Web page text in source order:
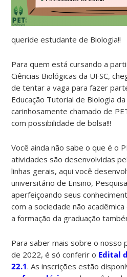
queride estudante de Biologia!!
Para quem está cursando a
Ciências Biológicas da UFSC,
de tentar a vaga para fazer
Educação Tutorial de Biologia da
carinhosamente chamado de
com possibilidade de bolsa!!!
Você ainda não sabe o que é o
atividades são desenvolvidas
linhas gerais, aqui você
universitário de Ensino,
aperfeiçoando seus
com a sociedade não
a formação da graduação
Para saber mais sobre o nosso
de 2022, é só conferir o Edital
22.1. As inscrições estão